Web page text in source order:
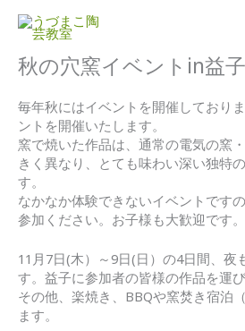
秋の穴窯イベントin益
毎年秋にはイベントを開催しており
ントを開催いたします。
窯で焼いた作品は、通常の電気の窯
きく異なり、とても味わい深い独特
す。
なかなか体験できないイベントです
参加ください。お子様も大歓迎です。
11月7日(木）～9日(日）の4日間、夜
す。益子に参加者の皆様の作品を運び
その他、楽焼き、BBQや窯焚き宿泊
ます。